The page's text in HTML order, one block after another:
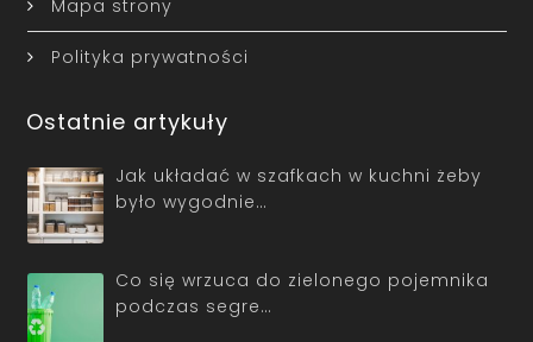
Mapa strony
Polityka prywatności
Ostatnie artykuły
Jak układać w szafkach w kuchni żeby
było wygodnie…
Co się wrzuca do zielonego pojemnika
podczas segre…